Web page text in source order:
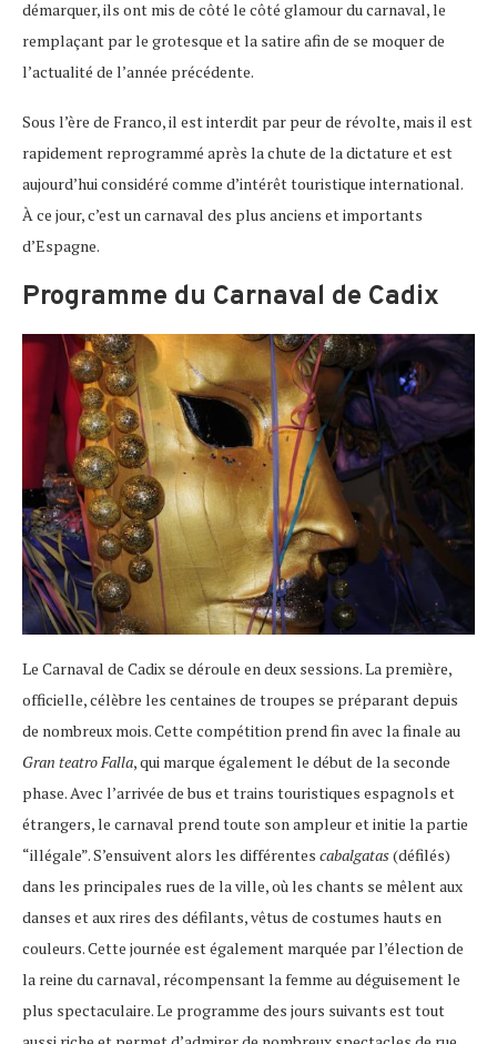
démarquer, ils ont mis de côté le côté glamour du carnaval, le
remplaçant par le grotesque et la satire afin de se moquer de
l’actualité de l’année précédente.
Sous l’ère de Franco, il est interdit par peur de révolte, mais il est
rapidement reprogrammé après la chute de la dictature et est
aujourd’hui considéré comme d’intérêt touristique international.
À ce jour, c’est un carnaval des plus anciens et importants
d’Espagne.
Programme du Carnaval de Cadix
Le Carnaval de Cadix se déroule en deux sessions. La première,
officielle, célèbre les centaines de troupes se préparant depuis
de nombreux mois. Cette compétition prend fin avec la finale au
Gran teatro Falla, qui marque également le début de la seconde
phase. Avec l’arrivée de bus et trains touristiques espagnols et
étrangers, le carnaval prend toute son ampleur et initie la partie
“illégale”. S’ensuivent alors les différentes cabalgatas(défilés)
dans les principales rues de la ville, où les chants se mêlent aux
danses et aux rires des défilants, vêtus de costumes hauts en
couleurs. Cette journée est également marquée par l’élection de
la reine du carnaval, récompensant la femme au déguisement le
plus spectaculaire. Le programme des jours suivants est tout